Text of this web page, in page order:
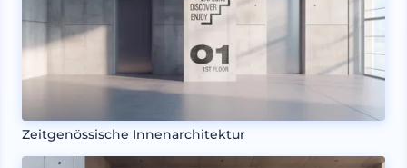
Zeitgenössische Innenarchitektur